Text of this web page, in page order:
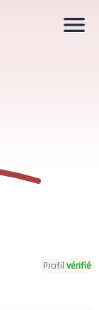
Profil vérifié
